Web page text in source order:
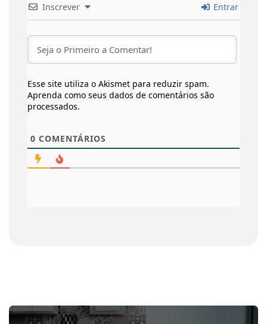
Inscrever Entrar
Esse site utiliza o Akismet para reduzir spam.
Aprenda como seus dados de comentários são
processados.
0 COMENTÁRIOS